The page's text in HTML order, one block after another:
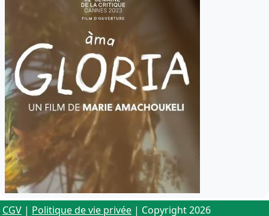
CGV | Politique de vie privée | Copyright 2026